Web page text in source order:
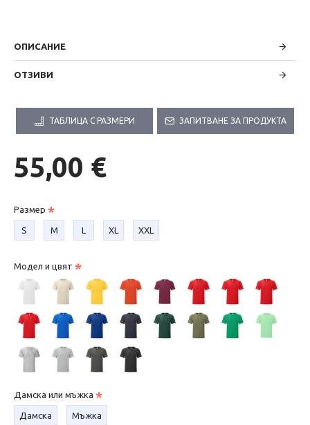
ОПИСАНИЕ
ОТЗИВИ
ТАБЛИЦА С РАЗМЕРИ ЗАПИТВАНЕ ЗА ПРОДУКТА
55,00 €
Размер
S М L XL XXL
Модел и цвят
Дамска или мъжка
Дамска Мъжка